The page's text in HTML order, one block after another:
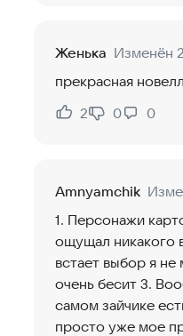
Женька Изменён
прекрасная
Нравится:
2
Не нравится:
0 0
Amnyamchik
1. Персонажи
ощущал никакого
встает выбор я
очень бесит 3.
самом зайчике
просто уже мое